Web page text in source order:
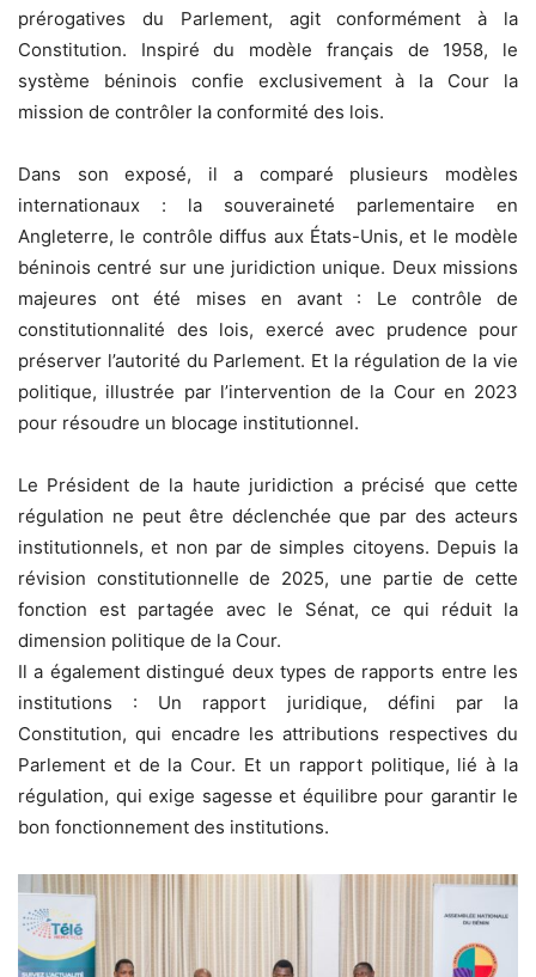
prérogatives du Parlement, agit conformément à la
Constitution. Inspiré du modèle français de 1958, le
système béninois confie exclusivement à la Cour la
mission de contrôler la conformité des lois.
Dans son exposé, il a comparé plusieurs modèles
internationaux : la souveraineté parlementaire en
Angleterre, le contrôle diffus aux États-Unis, et le modèle
béninois centré sur une juridiction unique. Deux missions
majeures ont été mises en avant : Le contrôle de
constitutionnalité des lois, exercé avec prudence pour
préserver l’autorité du Parlement. Et la régulation de la vie
politique, illustrée par l’intervention de la Cour en 2023
pour résoudre un blocage institutionnel.
Le Président de la haute juridiction a précisé que cette
régulation ne peut être déclenchée que par des acteurs
institutionnels, et non par de simples citoyens. Depuis la
révision constitutionnelle de 2025, une partie de cette
fonction est partagée avec le Sénat, ce qui réduit la
dimension politique de la Cour.
Il a également distingué deux types de rapports entre les
institutions : Un rapport juridique, défini par la
Constitution, qui encadre les attributions respectives du
Parlement et de la Cour. Et un rapport politique, lié à la
régulation, qui exige sagesse et équilibre pour garantir le
bon fonctionnement des institutions.